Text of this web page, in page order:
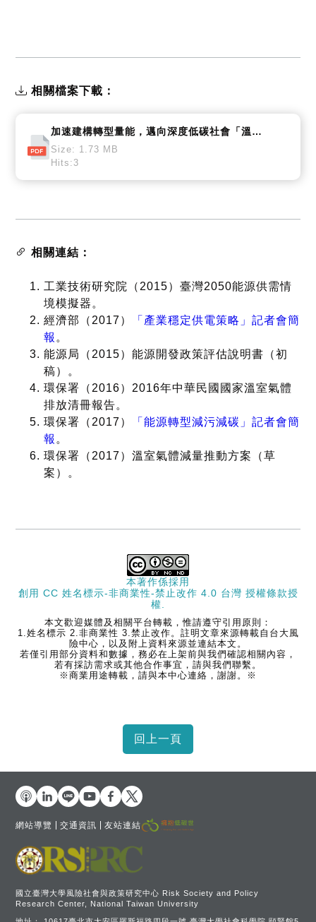
相關檔案下載：
加速建構轉型量能，邁向深度低碳社會「溫室氣體減量推動方案」研擬建議 (1.7MB)
Size: 1.73 MB
Hits:3
相關連結：
工業技術研究院（2015）臺灣2050能源供需情
境模擬器。
經濟部（2017）
「產業穩定供電策略」記者會簡
報 。
能源局（2015）能源開發政策評估說明書（初
稿）。
環保署（2016）2016年中華民國國家溫室氣體
排放清冊報告。
環保署（2017）
「能源轉型減污減碳」記者會簡
報 。
環保署（2017）溫室氣體減量推動方案（草
案）。
本著作係採用
創用 CC 姓名標示-非商業性-禁止改作 4.0 台灣 授權條款授
權.
本文歡迎媒體及相關平台轉載，惟請遵守引用原則：
1.姓名標示 2.非商業性 3.禁止改作。註明文章來源轉載自台大風
險中心，以及附上資料來源並連結本文。
若僅引用部分資料和數據，務必在上架前與我們確認相關內容，
若有採訪需求或其他合作事宜，請與我們聯繫。
※商業用途轉載，請與本中心連絡，謝謝。※
國立臺灣大學風險社會與政策研究中心 Risk Society and Policy
Research Center, National Taiwan University
網站導覽 交通資訊 友站連結